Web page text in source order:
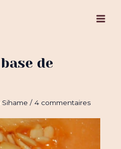
Main
de
Sihame/4 commentaires